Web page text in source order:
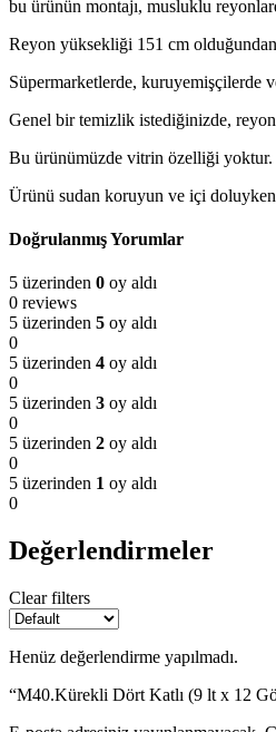
TEMİZLİK VE
bu ürünün montajı, musluklu
Reyon yüksekliği 151 cm
Süpermarketlerde, kuruyemişçilerde
Genel bir temizlik istediğinizde,
Bu ürünümüzde vitrin özelliği yoktur.
Ürünü sudan koruyun ve içi
Doğrulanmış Yorumlar
5 üzerinden 0 oy aldı
0 reviews
5 üzerinden 5 oy aldı
0
5 üzerinden 4 oy aldı
0
5 üzerinden 3 oy aldı
0
5 üzerinden 2 oy aldı
0
5 üzerinden 1 oy aldı
0
Değerlendirmeler
Clear filters
Henüz değerlendirme yapılmadı.
“M40.Kürekli Dört Katlı (9 lt x 12